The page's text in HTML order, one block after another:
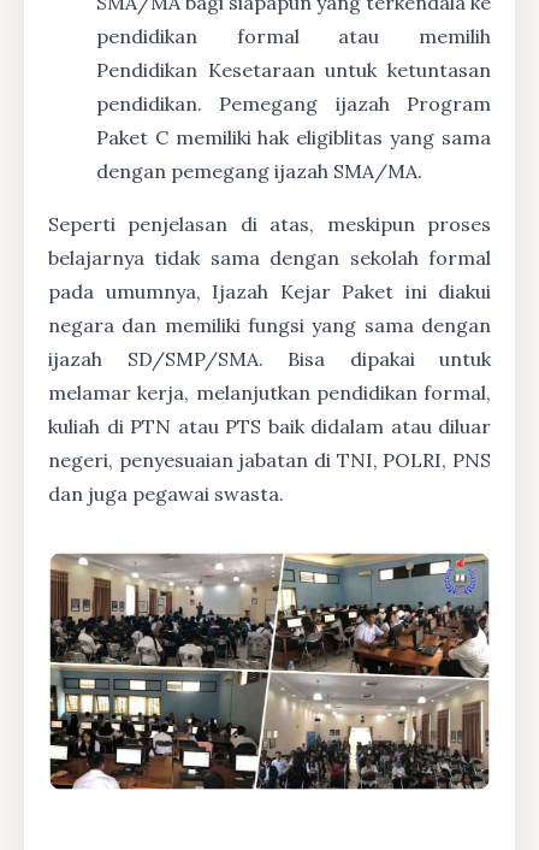
pendidikan formal atau memilih
Pendidikan Kesetaraan untuk ketuntasan
pendidikan. Pemegang ijazah Program
Paket C memiliki hak eligiblitas yang sama
dengan pemegang ijazah SMA/MA.
Seperti penjelasan di atas, meskipun proses
belajarnya tidak sama dengan sekolah formal
pada umumnya, Ijazah Kejar Paket ini diakui
negara dan memiliki fungsi yang sama dengan
ijazah SD/SMP/SMA. Bisa dipakai untuk
melamar kerja, melanjutkan pendidikan formal,
kuliah di PTN atau PTS baik didalam atau diluar
negeri, penyesuaian jabatan di TNI, POLRI, PNS
dan juga pegawai swasta.